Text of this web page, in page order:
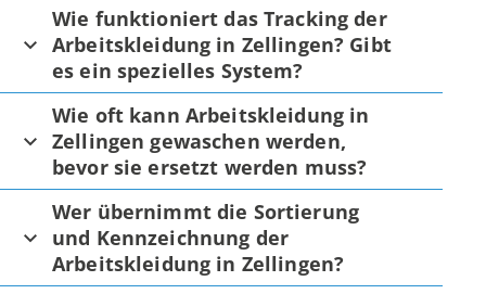
Wie funktioniert das Tracking der
Arbeitskleidung in Zellingen? Gibt
es ein spezielles System?
Wie oft kann Arbeitskleidung in
Zellingen gewaschen werden,
bevor sie ersetzt werden muss?
Wer übernimmt die Sortierung
und Kennzeichnung der
Arbeitskleidung in Zellingen?